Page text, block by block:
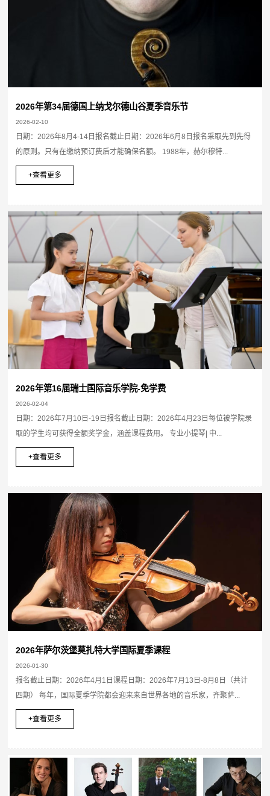
2026年第34届德国上纳戈尔德山谷夏季音乐节
2026-02-10
日期：2026年8月4-14日报名截止日期：2026年6月8日报名采取先到先得
的原则。只有在缴纳预订费后才能确保名额。 1988年，赫尔穆特...
+查看更多
2026年第16届瑞士国际音乐学院-免学费
2026-02-04
日期：2026年7月10日-19日报名截止日期：2026年4月23日每位被学院录
取的学生均可获得全额奖学金，涵盖课程费用。 专业小提琴| 中...
+查看更多
2026年萨尔茨堡莫扎特大学国际夏季课程
2026-01-30
报名截止日期：2026年4月1日课程日期：2026年7月13日-8月8日（共计
四期） 每年，国际夏季学院都会迎来来自世界各地的音乐家，齐聚萨...
+查看更多